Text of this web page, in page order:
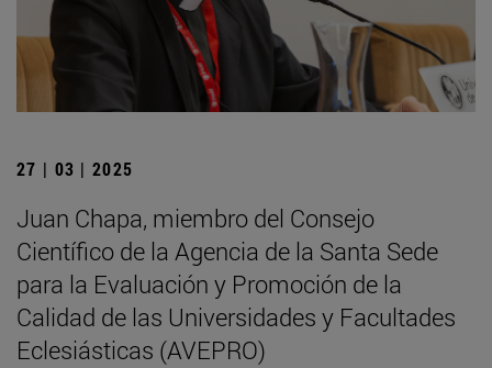
27 | 03 | 2025
Juan Chapa, miembro del Consejo
Científico de la Agencia de la Santa Sede
para la Evaluación y Promoción de la
Calidad de las Universidades y Facultades
Eclesiásticas (AVEPRO)